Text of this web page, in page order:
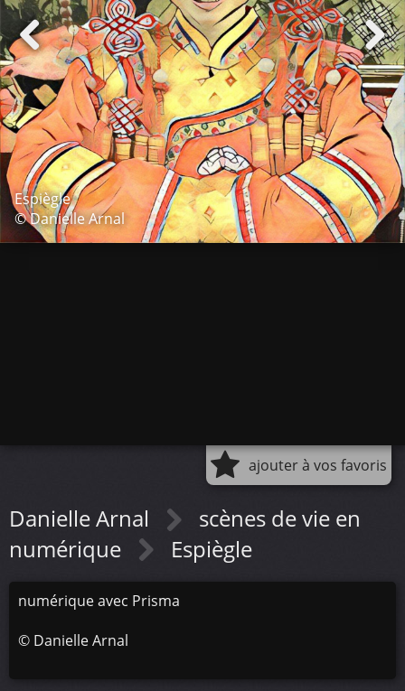
Espiègle
© Danielle Arnal
ajouter à vos favoris
Danielle Arnal
scènes de vie en
numérique
Espiègle
numérique avec Prisma
© Danielle Arnal